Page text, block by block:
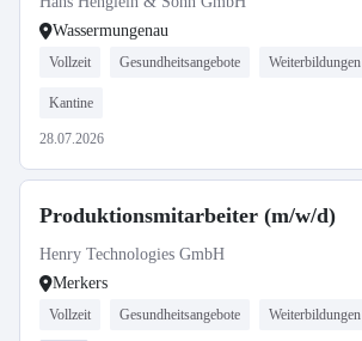
Wassermungenau
Vollzeit Gesundheitsangebote Weiterbildungen
Kantine
28.07.2026
Produktionsmitarbeiter (m/w/d)
Henry Technologies GmbH
Merkers
Vollzeit Gesundheitsangebote Weiterbildungen